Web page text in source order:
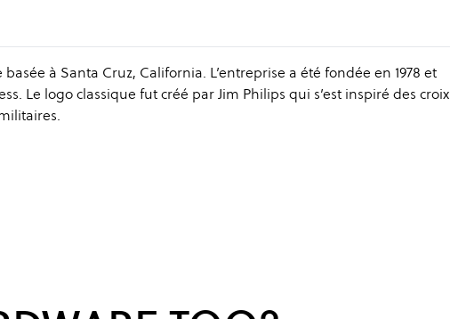
à Santa Cruz, California. L’entreprise a été fondée en 1978 et
Le logo classique fut créé par Jim Philips qui s’est inspiré des croix